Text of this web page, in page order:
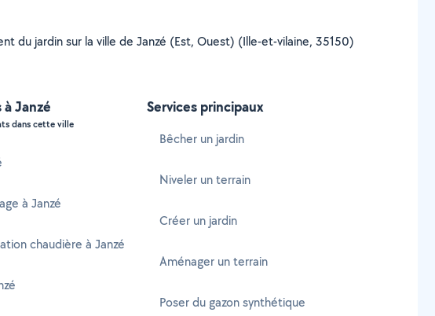
du jardin sur la ville de Janzé (Est, Ouest) (Ille-et-vilaine, 35150)
Janzé
dans cette ville
à Janzé
chaudière à Janzé
Services principaux
Bêcher un jardin
Niveler un terrain
Créer un jardin
Aménager un terrain
Poser du gazon synthétique